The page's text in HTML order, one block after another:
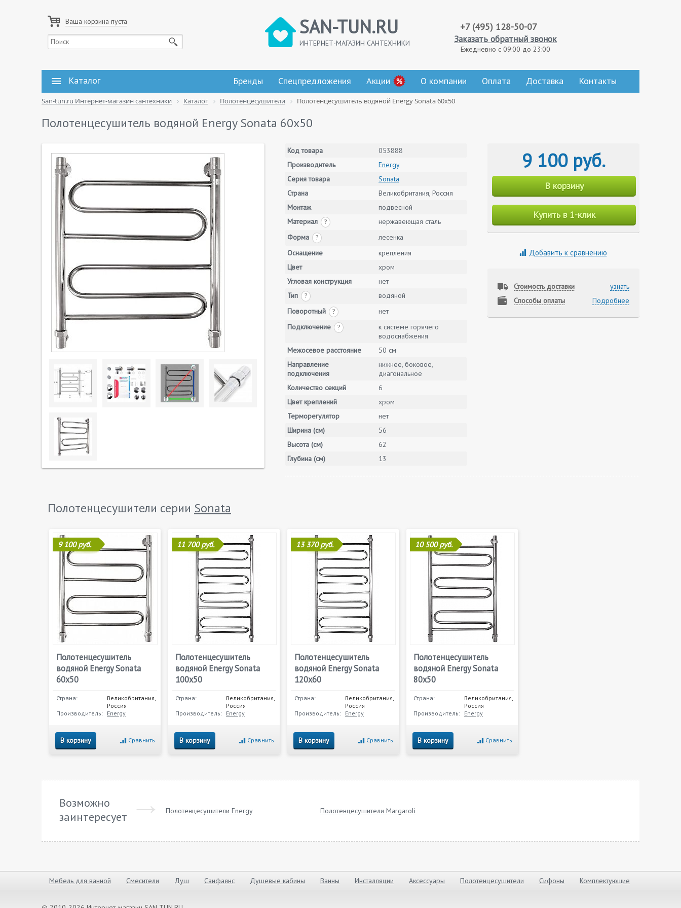
Ваша корзина пуста SAN-TUN.RU
ИНТЕРНЕТ-МАГАЗИН САНТЕХНИКИ
+7 (495) 128-50-07
Заказать обратный звонок
Ежедневно с 09:00 до 23:00
Каталог Бренды Спецпредложения Акции О компании Оплата Доставка Контакты
San-tun.ru Интернет-магазин сантехники Каталог Полотенцесушители Полотенцесушитель водяной Energy Sonata 60x50
Полотенцесушитель водяной Energy Sonata 60x50
Код товара
053888
Производитель
Energy
Серия товара
Sonata
Страна
Великобритания, Россия
Монтаж
подвесной
Материал
?
нержавеющая сталь
Форма
?
лесенка
Оснащение
крепления
Цвет
хром
Угловая конструкция
нет
Тип
?
водяной
Поворотный
?
нет
Подключение
?
к системе горячего
водоснабжения
Межосевое расстояние
50 см
Направление
подключения
нижнее, боковое,
диагональное
Количество секций
6
Цвет креплений
хром
Терморегулятор
нет
Ширина (см)
56
Высота (см)
62
Глубина (см)
13
9 100 руб.
В корзину
Купить в 1-клик
Добавить к сравнению
Стоимость доставки
узнать
Способы оплаты
Подробнее
Полотенцесушители серии Sonata
9 100 руб.
Полотенцесушитель
водяной Energy Sonata
60x50
Страна:
Великобритания,
Россия
Производитель: Energy
В корзину Сравнить
11 700 руб.
Полотенцесушитель
водяной Energy Sonata
100x50
Страна:
Великобритания,
Россия
Производитель: Energy
В корзину Сравнить
13 370 руб.
Полотенцесушитель
водяной Energy Sonata
120x60
Страна:
Великобритания,
Россия
Производитель: Energy
В корзину Сравнить
10 500 руб.
Полотенцесушитель
водяной Energy Sonata
80x50
Страна:
Великобритания,
Россия
Производитель: Energy
В корзину Сравнить
Возможно
заинтересует
Полотенцесушители Energy Полотенцесушители Margaroli
Мебель для ванной Смесители Душ Санфаянс Душевые кабины Ванны Инсталляции Аксессуары Полотенцесушители Сифоны Комплектующие